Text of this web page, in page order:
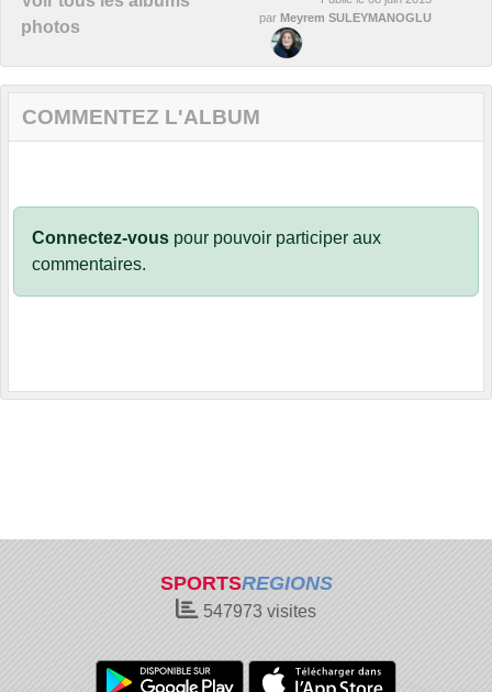
photos
par Meyrem SULEYMANOGLU
COMMENTEZ L'ALBUM
Connectez-vous pour pouvoir participer aux
commentaires.
SPORTSREGIONS
547973 visites